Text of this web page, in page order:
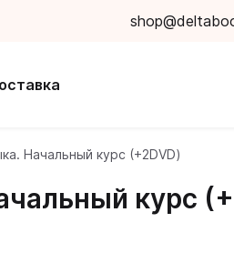
Начальный курс (+2DVD)
курс